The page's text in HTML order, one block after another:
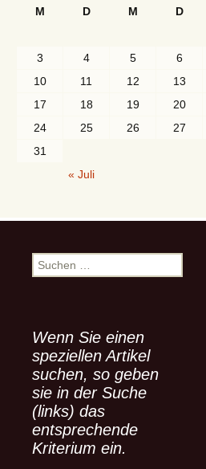
M
D M D
3
4 5 6
10
11 12 13
17
18 19 20
24
25 26 27
31
« Juli
S
u
n
n
a
c
h
:
Wenn Sie einen
speziellen Artikel
suchen, so geben
sie in der Suche
(links) das
entsprechende
Kriterium ein.